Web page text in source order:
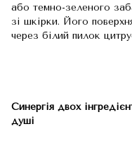
або темно-зеленого
зі шкірки. Його
через білий пилок
Синергія двох
душі